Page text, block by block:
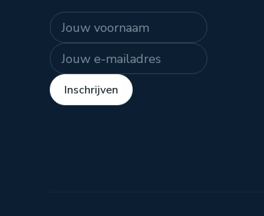
Naam
E-mailadres
Inschrijven